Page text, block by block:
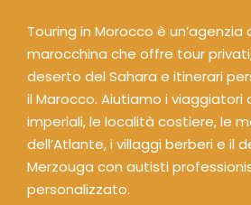
Touring in Morocco è un’agenzia
marocchina che offre tour
deserto del Sahara e itinerari
il Marocco. Aiutiamo i viaggiatori
imperiali, le località costiere, le
dell’Atlante, i villaggi berberi e il
Merzouga con autisti
personalizzato.